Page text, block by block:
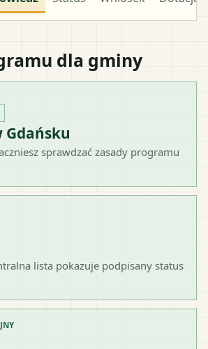
dla gminy
Gdańsku
sprawdzać zasady programu
lista pokazuje podpisany status